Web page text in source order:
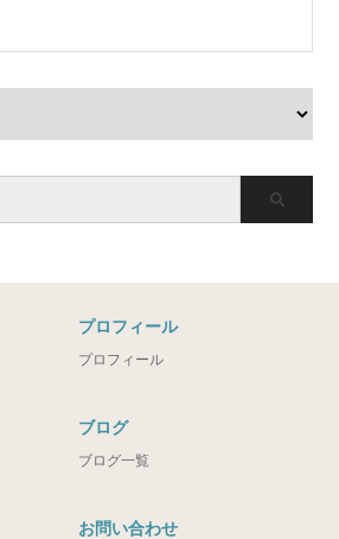
プロフィール
プロフィール
ブログ
ブログ一覧
お問い合わせ